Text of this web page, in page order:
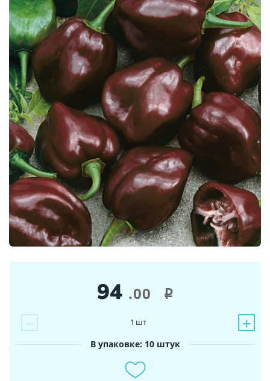
94 .00 i
− +
1 шт
В упаковке: 10 штук